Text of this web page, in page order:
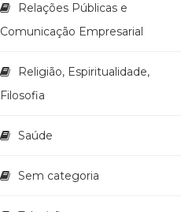
Relações Públicas e
Comunicação Empresarial
Religião, Espiritualidade,
Filosofia
Saúde
Sem categoria